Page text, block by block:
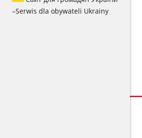
–Serwis dla obywateli Ukrainy